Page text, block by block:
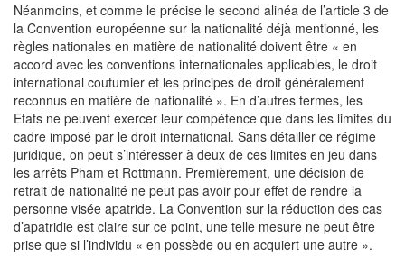
Néanmoins, et comme le précise le second alinéa de l’article 3 de
la Convention européenne sur la nationalité déjà mentionné, les
règles nationales en matière de nationalité doivent être « en
accord avec les conventions internationales applicables, le droit
international coutumier et les principes de droit généralement
reconnus en matière de nationalité ». En d’autres termes, les
Etats ne peuvent exercer leur compétence que dans les limites du
cadre imposé par le droit international. Sans détailler ce régime
juridique, on peut s’intéresser à deux de ces limites en jeu dans
les arrêts Pham et Rottmann. Premièrement, une décision de
retrait de nationalité ne peut pas avoir pour effet de rendre la
personne visée apatride. La Convention sur la réduction des cas
d’apatridie est claire sur ce point, une telle mesure ne peut être
prise que si l’individu « en possède ou en acquiert une autre ».